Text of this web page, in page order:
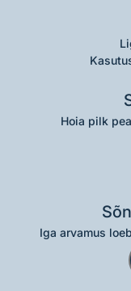
Hoia pilk
Iga arvamus